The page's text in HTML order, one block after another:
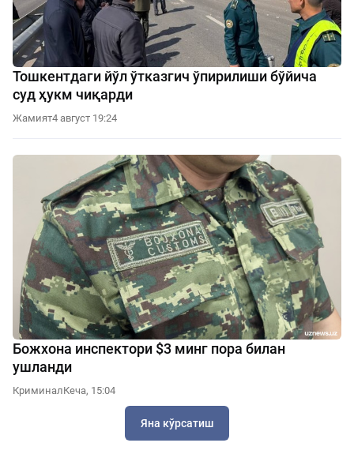
Тошкентдаги йўл ўтказгич ўпирилиши бўйича
суд ҳукм чиқарди
Жамият4 август 19:24
Божхона инспектори $3 минг пора билан
ушланди
КриминалКеча, 15:04
Яна кўрсатиш